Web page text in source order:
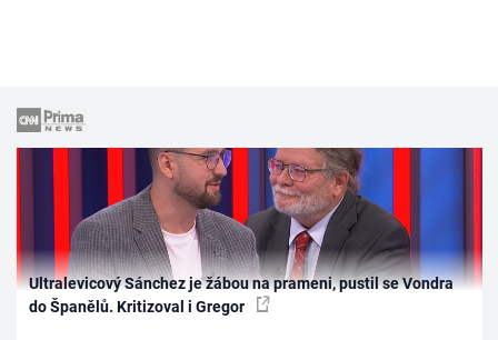
Ultralevicový Sánchez je žábou na prameni, pustil se Vondra
do Španělů. Kritizoval i Gregor